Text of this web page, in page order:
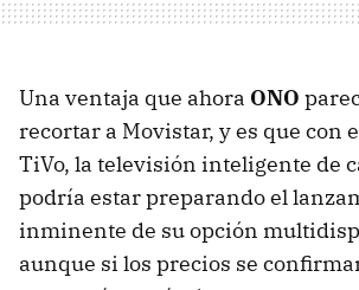
Una ventaja que ahora ONO
recortar a Movistar, y es que con
TiVo, la televisión inteligente de
podría estar preparando el
inminente de su opción
aunque si los precios se